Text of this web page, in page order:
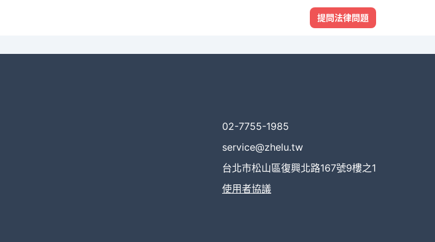
提問法律問題
02-7755-1985
service@zhelu.tw
台北市松山區復興北路167號9樓之1
使用者協議